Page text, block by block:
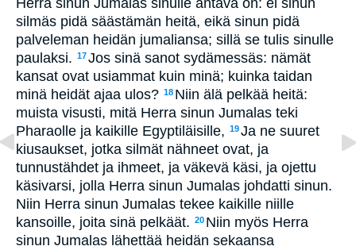
Herra sinun Jumalas sinulle antava on: ei sinun
silmäs pidä säästämän heitä, eikä sinun pidä
palveleman heidän jumaliansa; sillä se tulis sinulle
paulaksi. 17Jos sinä sanot sydämessäs: nämät
kansat ovat usiammat kuin minä; kuinka taidan
minä heidät ajaa ulos? 18 Niin älä pelkää heitä:
muista visusti, mitä Herra sinun Jumalas teki
Pharaolle ja kaikille Egyptiläisille, 19Ja ne suuret
kiusaukset, jotka silmät nähneet ovat, ja
tunnustähdet ja ihmeet, ja väkevä käsi, ja ojettu
käsivarsi, jolla Herra sinun Jumalas johdatti sinun.
Niin Herra sinun Jumalas tekee kaikille niille
kansoille, joita sinä pelkäät. 20 Niin myös Herra
sinun Jumalas lähettää heidän sekaansa